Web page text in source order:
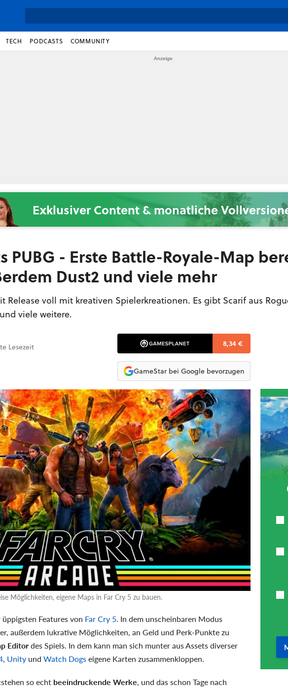
TECH PODCASTS COMMUNITY
Exklusiver Content & monatliche
PUBG - Erste Battle-Royale-Map
Dust2 und viele mehr
Release voll mit kreativen Spielerkreationen. Es gibt Scarif aus
viele weitere.
Lesezeit 8,34 €
GameStar bei Google bevorzugen
Möglichkeiten, eigene Maps in Far Cry 5 zu bauen.
Features von Far Cry 5. In dem unscheinbaren Modus
außerdem lukrative Möglichkeiten, an Geld und Perk-Punkte zu
Editordes Spiels. In dem kann man sich munter aus Assets diverser
, Unity und Watch Dogseigene Karten zusammenkloppen.
so echt beeindruckende Werke, und das schon Tage nach